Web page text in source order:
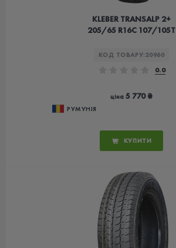
KLEBER TRANSALP 2+
205/65 R16C 107/105T
КОД ТОВАРУ:20960
0.0
ціна 5 770 ₴
РУМУНІЯ
КУПИТИ